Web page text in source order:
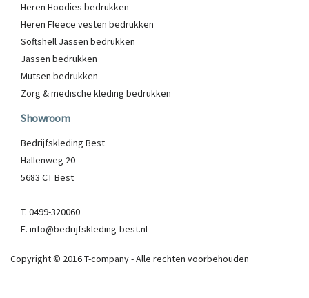
Heren Hoodies bedrukken
Heren Fleece vesten bedrukken
Softshell Jassen bedrukken
Jassen bedrukken
Mutsen bedrukken
Zorg & medische kleding bedrukken
Showroom
Bedrijfskleding Best
Hallenweg 20
5683 CT Best
T. 0499-320060
E. info@bedrijfskleding-best.nl
Copyright © 2016 T-company - Alle rechten voorbehouden